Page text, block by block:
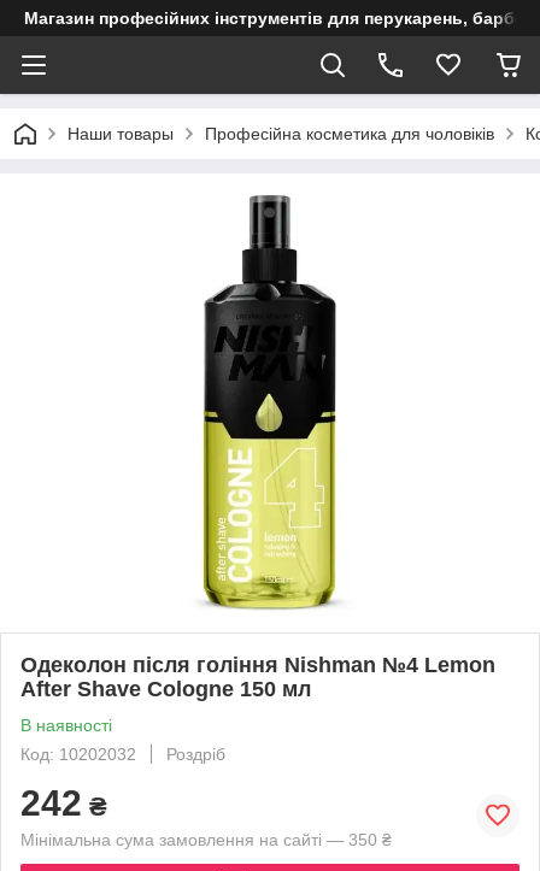
Магазин професійних інструментів для перукарень,
Наши товары Професійна косметика для чоловіків
Одеколон після гоління Nishman №4 Lemon
After Shave Cologne 150 мл
В наявності
Код: 10202032
Роздріб
242 ₴
Мінімальна сума замовлення на сайті — 350 ₴